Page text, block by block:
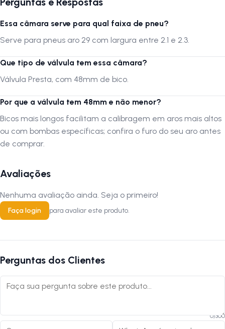
Essa câmara serve para qual faixa de pneu?
Serve para pneus aro 29 com largura entre 2.1 e 2.3.
Que tipo de válvula tem essa câmara?
Válvula Presta, com 48mm de bico.
Por que a válvula tem 48mm e não menor?
Bicos mais longos facilitam a calibragem em aros mais altos
ou com bombas específicas; confira o furo do seu aro antes
de comprar.
Avaliações
Nenhuma avaliação ainda. Seja o primeiro!
Faça login para avaliar este produto.
Perguntas dos Clientes
0/300